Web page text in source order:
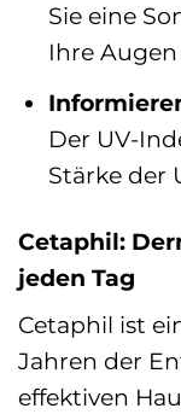
Sie eine
Ihre
Der UV-
Stärke der
Cetaphil:
jeden Tag
Cetaphil ist
Jahren der
effektiven